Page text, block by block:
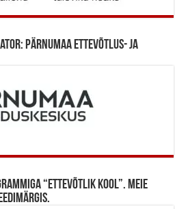
Pärnumaa Ettevõtlus- ja
“Ettevõtlik Kool”. Meie